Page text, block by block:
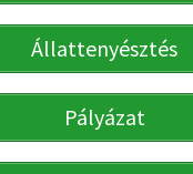
Állattenyésztés
Pályázat